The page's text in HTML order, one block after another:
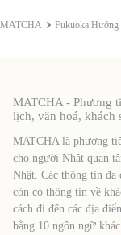
MATCHA Fukuoka Hướng
MATCHA - Phương
lịch, văn hoá, khách
MATCHA là phương
cho người Nhật quan
Nhật. Các thông tin
còn có thông tin về
cách đi đến các địa
bằng 10 ngôn ngữ